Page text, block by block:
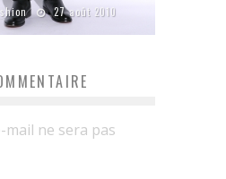
27 août 2010
ne sera pas